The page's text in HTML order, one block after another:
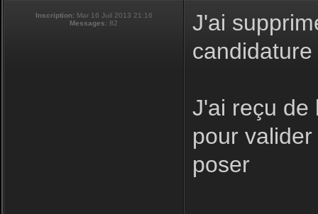
Inscription: Mar 16 Juil 2013 21:16
Messages: 82
J'ai
J'ai reçu de
pour
poser